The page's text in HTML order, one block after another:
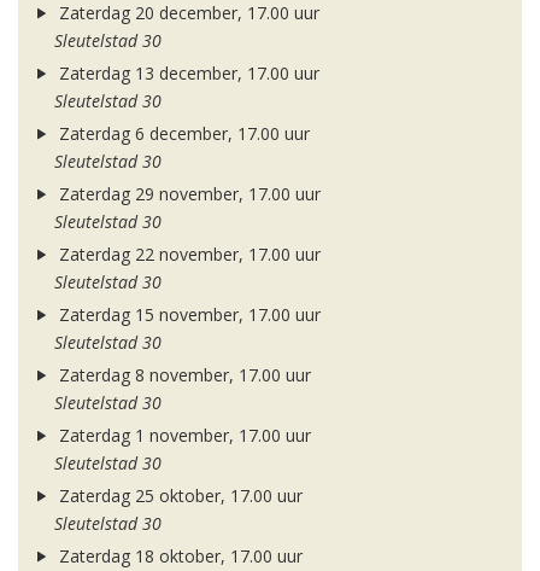
Zaterdag 20 december, 17.00 uur
Sleutelstad 30
Zaterdag 13 december, 17.00 uur
Sleutelstad 30
Zaterdag 6 december, 17.00 uur
Sleutelstad 30
Zaterdag 29 november, 17.00 uur
Sleutelstad 30
Zaterdag 22 november, 17.00 uur
Sleutelstad 30
Zaterdag 15 november, 17.00 uur
Sleutelstad 30
Zaterdag 8 november, 17.00 uur
Sleutelstad 30
Zaterdag 1 november, 17.00 uur
Sleutelstad 30
Zaterdag 25 oktober, 17.00 uur
Sleutelstad 30
Zaterdag 18 oktober, 17.00 uur